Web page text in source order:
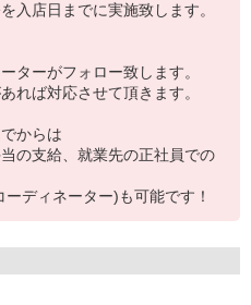
入店日までに実施致します。
ターがフォロー致します。
れば対応させて頂きます。
からは
の支給、就業先の正社員での
ディネーター)も可能です！